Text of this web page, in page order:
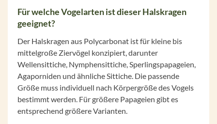
Für welche Vogelarten ist dieser Halskragen
geeignet?
Der Halskragen aus Polycarbonat ist für kleine bis
mittelgroße Ziervögel konzipiert, darunter
Wellensittiche, Nymphensittiche, Sperlingspapageien,
Agaporniden und ähnliche Sittiche. Die passende
Größe muss individuell nach Körpergröße des Vogels
bestimmt werden. Für größere Papageien gibt es
entsprechend größere Varianten.